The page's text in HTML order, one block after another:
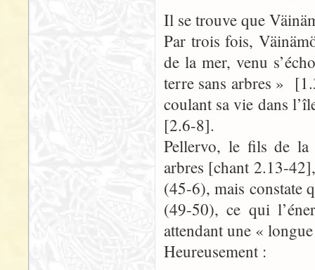
Il se trouve que
Par trois fois,
de la mer, venu
terre sans arbres »
coulant sa vie dans
[2.6-8].
Pellervo, le fils de la
arbres [chant 2.13-
(45-6), mais constate
(49-50), ce qui
attendant une «
Heureusement :